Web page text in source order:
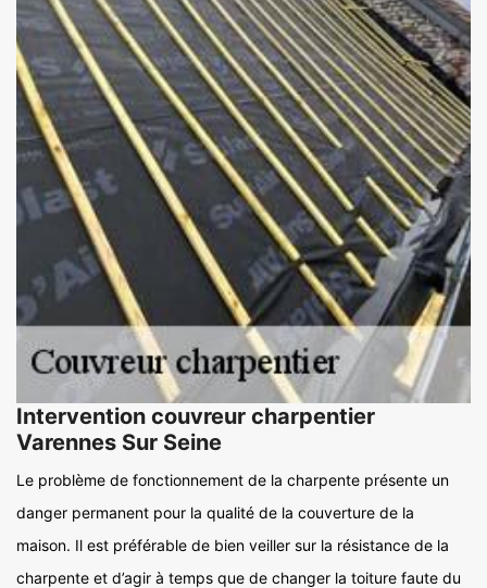
Intervention couvreur charpentier
Varennes Sur Seine
Le problème de fonctionnement de la charpente présente un
danger permanent pour la qualité de la couverture de la
maison. Il est préférable de bien veiller sur la résistance de la
charpente et d’agir à temps que de changer la toiture faute du